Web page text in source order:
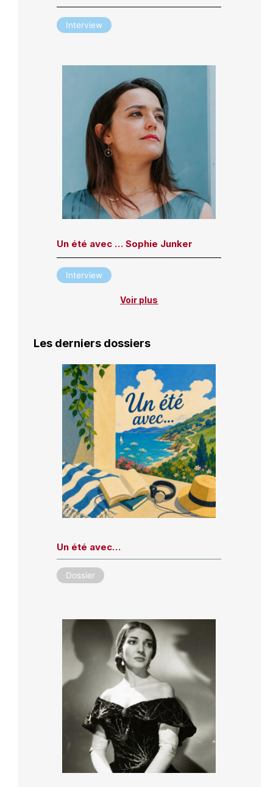
Interview
Un été avec … Sophie Junker
Interview
Voir plus
Les derniers dossiers
Un été avec…
Dossier